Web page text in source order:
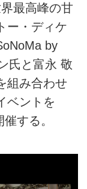
最高峰の甘
ー・ディケ
by
氏と富永 敬
組み合わせ
ベントを
する。